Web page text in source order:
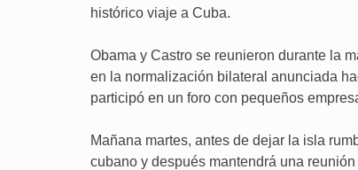
histórico viaje a Cuba.
Obama y Castro se reunieron durante la
en la normalización bilateral anunciada
participó en un foro con pequeños
Mañana martes, antes de dejar la isla
cubano y después mantendrá una